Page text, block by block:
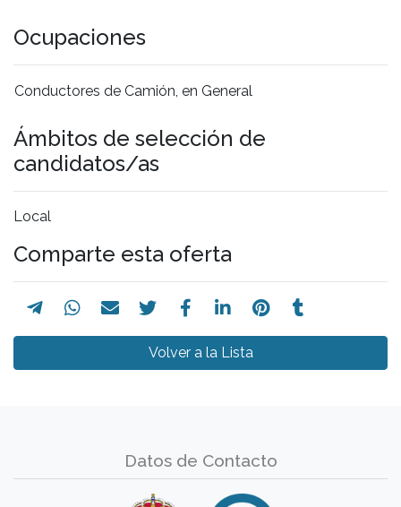
Ocupaciones
Conductores de Camión, en General
Ámbitos de selección de
candidatos/as
Local
Comparte esta oferta
Volver a la Lista
Datos de Contacto